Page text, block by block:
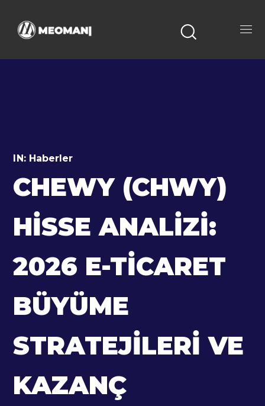
IN: Haberler
CHEWY (CHWY)
HISSE ANALIZI:
2026 E-TICARET
BÜYÜME
STRATEJILERI VE
KAZANÇ